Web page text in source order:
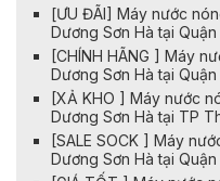
[ƯU ĐÃI] Máy nước
Dương Sơn Hà tại
[CHÍNH HÃNG ] Máy
Dương Sơn Hà tại
[XẢ KHO ] Máy nước
Dương Sơn Hà tại TP
[SALE SOCK ] Máy
Dương Sơn Hà tại